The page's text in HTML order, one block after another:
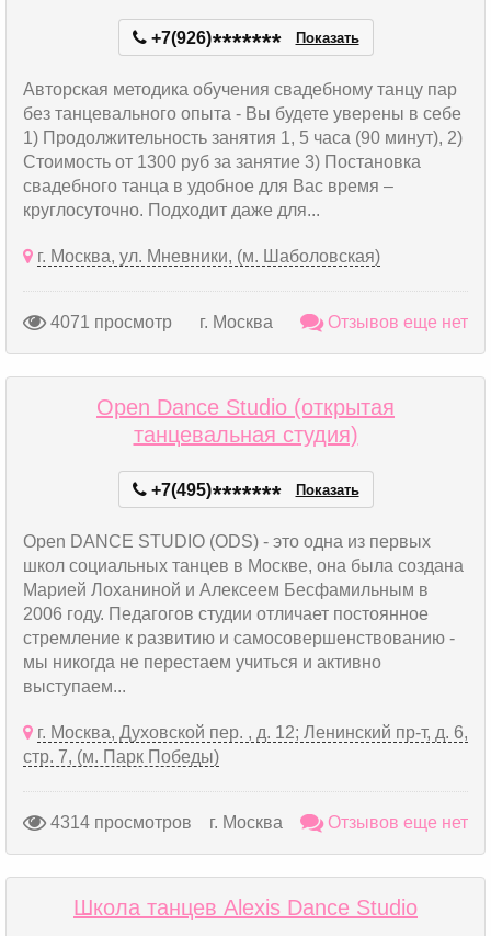
+7(926)******* Показать
Авторская методика обучения свадебному танцу пар
без танцевального опыта - Вы будете уверены в себе
1) Продолжительность занятия 1, 5 часа (90 минут), 2)
Стоимость от 1300 руб за занятие 3) Постановка
свадебного танца в удобное для Вас время –
круглосуточно. Подходит даже для...
г. Москва, ул. Мневники, (м. Шаболовская)
4071 просмотр г. Москва Отзывов еще нет
Open Dance Studio (открытая
танцевальная студия)
+7(495)******* Показать
Open DANCE STUDIO (ODS) - это одна из первых
школ социальных танцев в Москве, она была создана
Марией Лоханиной и Алексеем Бесфамильным в
2006 году. Педагогов студии отличает постоянное
стремление к развитию и самосовершенствованию -
мы никогда не перестаем учиться и активно
выступаем...
г. Москва, Духовской пер. , д. 12; Ленинский пр-т, д. 6,
стр. 7, (м. Парк Победы)
4314 просмотров г. Москва Отзывов еще нет
Школа танцев Alexis Dance Studio